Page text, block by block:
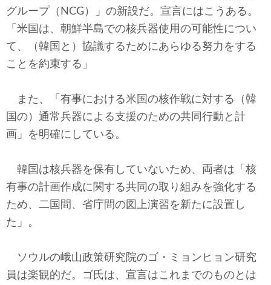
グループ（NCG）」の新設だ。宣言にはこうある。
「米国は、朝鮮半島での核兵器使用の可能性につい
て、（韓国と）協議するためにあらゆる努力をする
ことを約束する」
また、「有事における米国の核作戦に対する（韓
国の）通常兵器による支援のための共同行動と計
画」を明確にしている。
韓国は核兵器を保有していないため、両者は「核
有事の計画作成に関する共同の取り組みを強化する
ため、二国間、省庁間の図上演習を新たに設置し
た」。
ソウルの峨山政策研究院のゴ・ミョンヒョン研究
員は楽観的だ。ゴ氏は、宣言はこれまでのものとは